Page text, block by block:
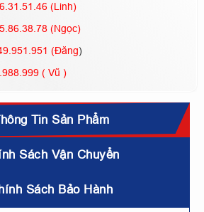
(Linh)
(Ngọc)
(Đăng)
( Vũ )
Tin Sản Phẩm
Sách Vận Chuyển
Sách Bảo Hành